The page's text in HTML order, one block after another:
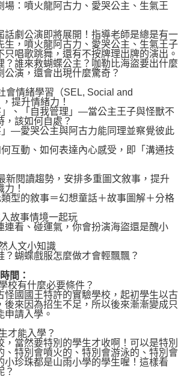
：噴火龍阿古力、愛哭公主、生氣王
劇公演即將展開！指導老師是總是有一
生，噴火龍阿古力、愛哭公主、生氣王子
唱歌跳舞，還有不按牌理出牌的演出。
？誰來救蝴蝶公主？咖勒比海盜要出什麼
演，還會出現什麼驚奇？
情緒學習（SEL, Social and
提升情緒力！
「自我管理」—當公主王子與怪獸不
，該如何自處？
愛哭公主與阿古力能同理並察覺彼此
動、如何表達內心感受，即「溝通技
閱讀趨勢，安排多重圖文敘事，提升
！
的敘事＝幻想童話＋故事圖解＋分格
故事情境一起玩
、碰運氣，你會扮演海盜還是醜小
文小知識
蝶戲服怎麼做才會輕飄飄？
間：
有什麼必要條件？
國國王特許的實驗學校，起初學生以古
後來因為招生不足，所以後來漸漸變成只
申請入學。
能入學？
當然要特別的學生才收啊！可以是特別
、特別會噴火的、特別會游泳的、特別會
珍珠都是山雨小學的學生喔！這樣看
？